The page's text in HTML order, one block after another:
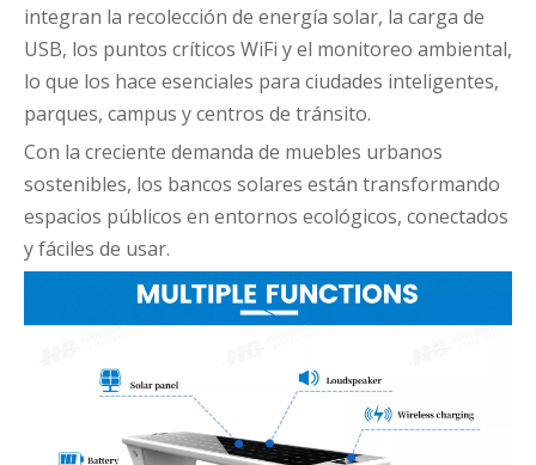
integran la recolección de energía solar, la carga de
USB, los puntos críticos WiFi y el monitoreo ambiental,
lo que los hace esenciales para ciudades inteligentes,
parques, campus y centros de tránsito.
Con la creciente demanda de muebles urbanos
sostenibles, los bancos solares están transformando
espacios públicos en entornos ecológicos, conectados
y fáciles de usar.